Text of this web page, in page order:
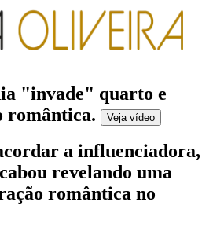
"invade" quarto e
romântica. Veja vídeo
a influenciadora,
revelando uma
romântica no